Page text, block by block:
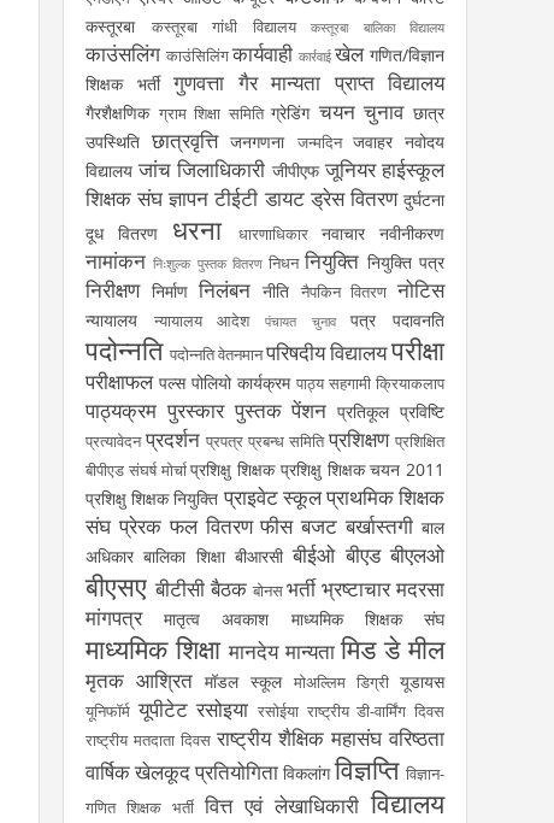
कस्तूरबा
कस्तूरबा गांधी विद्यालय कस्तूरबा बालिका विद्यालय
काउंसलिंग काउंसिलिंग कार्यवाही कार्रवाई खेल गणित/विज्ञान
शिक्षक भर्ती
गुणवत्ता गैर मान्यता प्राप्त विद्यालय
गैरशैक्षणिक ग्राम शिक्षा समिति ग्रेडिंग चयन चुनाव छात्र
उपस्थिति छात्रवृत्ति जनगणना जन्मदिन जवाहर नवोदय
विद्यालय जांच जिलाधिकारी जीपीएफ जूनियर हाईस्कूल
शिक्षक संघ ज्ञापन टीईटी डायट ड्रेस वितरण दुर्घटना
दूध वितरण
धरना धारणाधिकार नवाचार नवीनीकरण
नामांकन निःशुल्क पुस्तक वितरण निधन नियुक्ति नियुक्ति पत्र
निरीक्षण निर्माण निलंबन नीति नैपकिन वितरण नोटिस
न्यायालय न्यायालय आदेश पंचायत चुनाव पत्र पदावनति
पदोन्नति पदोन्नति वेतनमानपरिषदीय विद्यालयपरीक्षा
परीक्षाफल पल्स पोलियो कार्यक्रम पाठ्य सहगामी क्रियाकलाप
पाठ्यक्रम पुरस्कार पुस्तक पेंशन प्रतिकूल प्रविष्टि
प्रत्यावेदन प्रदर्शन प्रपत्र प्रबन्ध समिति प्रशिक्षण प्रशिक्षित
बीपीएड संघर्ष मोर्चा प्रशिक्षु शिक्षक प्रशिक्षु शिक्षक चयन 2011
प्रशिक्षु शिक्षक नियुक्ति प्राइवेट स्कूलप्राथमिक शिक्षक
संघ प्रेरक फल वितरण फीस बजट बर्खास्तगी बाल
अधिकार बालिका शिक्षा बीआरसी बीईओ बीएड बीएलओ
बीएसए बीटीसी बैठक बोनस भर्ती भ्रष्टाचार मदरसा
मांगपत्र
मातृत्व अवकाश माध्यमिक शिक्षक संघ
माध्यमिक शिक्षा मानदेय मान्यता मिड डे मील
मृतक आश्रित मॉडल स्कूल मोअल्लिम डिग्री यूडायस
यूनिफॉर्म यूपीटेट रसोइया रसोईया राष्ट्रीय डी-वार्मिंग दिवस
राष्ट्रीय मतदाता दिवस राष्ट्रीय शैक्षिक महासंघ वरिष्ठता
वार्षिक खेलकूद प्रतियोगिता विकलांग विज्ञप्ति विज्ञान-
गणित शिक्षक भर्ती वित्त एवं लेखाधिकारी विद्यालय